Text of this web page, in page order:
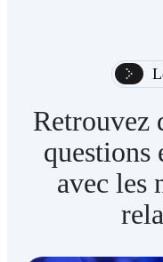
Retrouvez
questions
avec les